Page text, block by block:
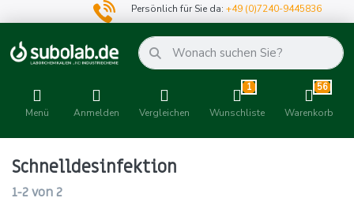
Persönlich für Sie da:+49 (0)7240-9445836
Menü Anmelden Vergleichen
1
Wunschliste
56
Warenkorb
Schnelldesinfektion
1-2von2